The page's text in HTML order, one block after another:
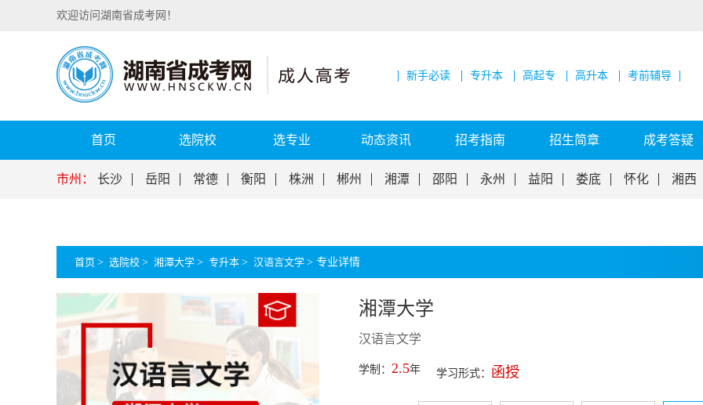
欢迎访问湖南省成考网！
新手必读 专升本 高起专 高升本 考前辅导
首页 选院校 选专业 动态资讯 招考指南 招生简章 成考答疑
市州： 长沙 岳阳 常德 衡阳 株洲 郴州 湘潭 邵阳 永州 益阳 娄底 怀化 湘西
首页 > 选院校 > 湘潭大学 > 专升本 > 汉语言文学 > 专业详情
湘潭大学
汉语言文学
学制： 2.5年 学习形式： 函授